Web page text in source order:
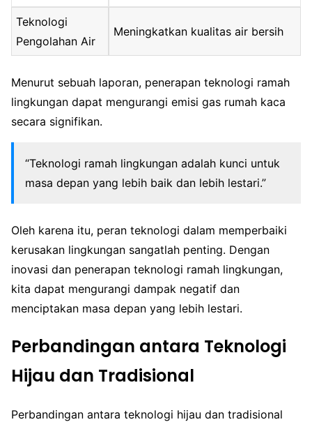
Teknologi
Pengolahan Air
Meningkatkan kualitas air bersih
Menurut sebuah laporan, penerapan teknologi ramah
lingkungan dapat mengurangi emisi gas rumah kaca
secara signifikan.
“Teknologi ramah lingkungan adalah kunci untuk
masa depan yang lebih baik dan lebih lestari.”
Oleh karena itu, peran teknologi dalam memperbaiki
kerusakan lingkungan sangatlah penting. Dengan
inovasi dan penerapan teknologi ramah lingkungan,
kita dapat mengurangi dampak negatif dan
menciptakan masa depan yang lebih lestari.
Perbandingan antara Teknologi
Hijau dan Tradisional
Perbandingan antara teknologi hijau dan tradisional